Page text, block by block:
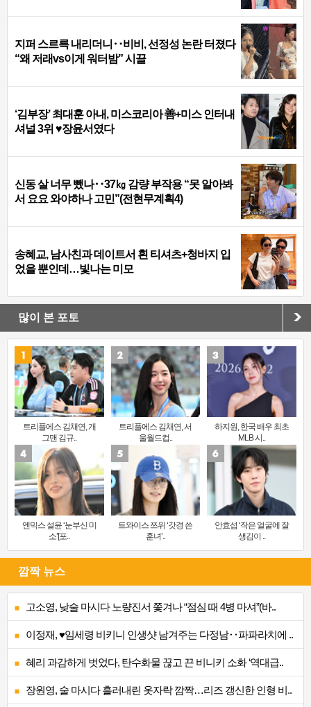
지퍼 스르륵 내리더니‥비비, 선정성 논란 터졌다
“왜 저래vs이게 워터밤” 시끌
‘김부장’ 최대훈 아내, 미스코리아 善+미스 인터내
셔널 3위 ♥장윤서였다
신동 살 너무 뺐나‥37㎏ 감량 부작용 “못 알아봐
서 요요 와야하나 고민”(전현무계획4)
송혜교, 남사친과 데이트서 흰 티셔츠+청바지 입
었을 뿐인데…빛나는 미모
많이 본 포토
트리플에스 김채연, 개
그맨 김규..
트리플에스 김채연, 서
울월드컵..
하지원, 한국 배우 최초
MLB 시..
엔믹스 설윤 ‘눈부신 미
소’[포..
트와이스 쯔위 ‘갓경 쓴
훈녀’..
안효섭 ‘작은 얼굴에 잘
생김이 ..
깜짝 뉴스
고소영, 낮술 마시다 노량진서 쫓겨나 “점심 때 4병 마셔”(바..
이정재, ♥임세령 비키니 인생샷 남겨주는 다정남‥파파라치에 ..
혜리 과감하게 벗었다, 탄수화물 끊고 끈 비니키 소화 ‘역대급..
장원영, 술 마시다 흘러내린 옷자락 깜짝…리즈 갱신한 인형 비..